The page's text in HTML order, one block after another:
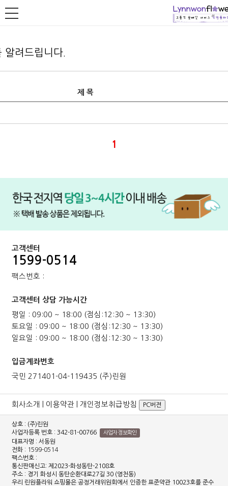
려드립니다.
제 목
1
고객센터
1599-0514
팩스번호 :
고객센터 상담 가능시간
평일 : 09:00 ~ 18:00 (점심:12:30 ~ 13:30)
토요일 : 09:00 ~ 18:00 (점심:12:30 ~ 13:30)
일요일 : 09:00 ~ 18:00 (점심:12:30 ~ 13:30)
입금계좌번호
국민 271401-04-119435 (주)린원
회사소개 이용약관| 개인정보취급방침 PC버젼
상호 : (주)린원
사업자등록 번호 : 342-81-00766
사업자 정보확인
대표자명 : 서동원
전화 : 1599-0514
팩스번호 :
통신판매신고: 제2023-화성동탄-2108호
주소 : 경기 화성시 동탄순환대로27길 30 (영천동)
우리 린원플라워 쇼핑몰은 공정거래위원회에서 인증한 표준약관 10023호를 준수